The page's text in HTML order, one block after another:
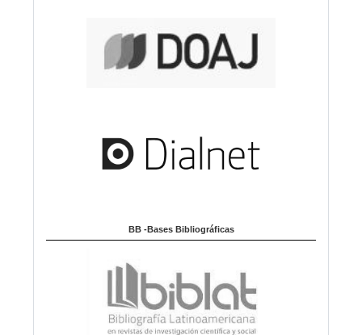
BB -Bases Bibliográficas